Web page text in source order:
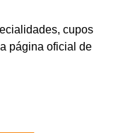
cupos
página oficial de